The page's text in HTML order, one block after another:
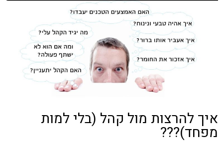
איך להרצות מול קהל (בלי למות
מפחד)???